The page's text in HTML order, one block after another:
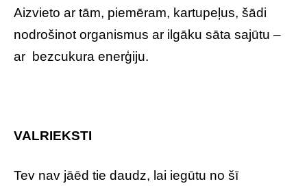
Aizvieto ar tām, piemēram, kartupeļus, šādi
nodrošinot organismus ar ilgāku sāta sajūtu –
ar bezcukura enerģiju.
VALRIEKSTI
Tev nav jāēd tie daudz, lai iegūtu no šī